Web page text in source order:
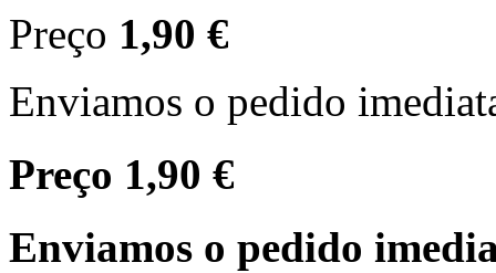
Preço 1,90 €
Enviamos o pedido
Preço 1,90 €
Enviamos o pedido